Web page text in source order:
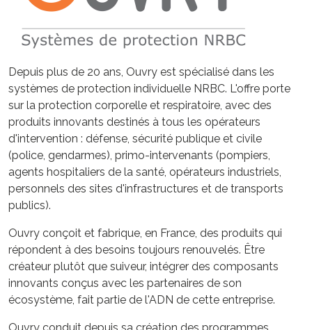
Depuis plus de 20 ans, Ouvry est spécialisé dans les
systèmes de protection individuelle NRBC. L'offre porte
sur la protection corporelle et respiratoire, avec des
produits innovants destinés à tous les opérateurs
d'intervention : défense, sécurité publique et civile
(police, gendarmes), primo-intervenants (pompiers,
agents hospitaliers de la santé, opérateurs industriels,
personnels des sites d'infrastructures et de transports
publics).
Ouvry conçoit et fabrique, en France, des produits qui
répondent à des besoins toujours renouvelés. Être
créateur plutôt que suiveur, intégrer des composants
innovants conçus avec les partenaires de son
écosystème, fait partie de l'ADN de cette entreprise.
Ouvry conduit depuis sa création des programmes